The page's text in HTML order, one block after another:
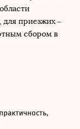
приезжих –
сбором в